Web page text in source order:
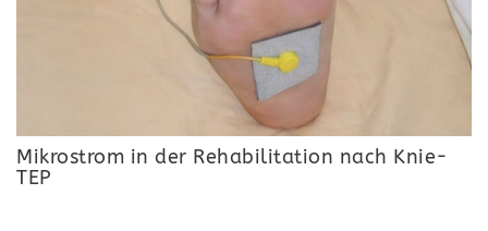
Mikrostrom in der Rehabilitation nach Knie-
TEP